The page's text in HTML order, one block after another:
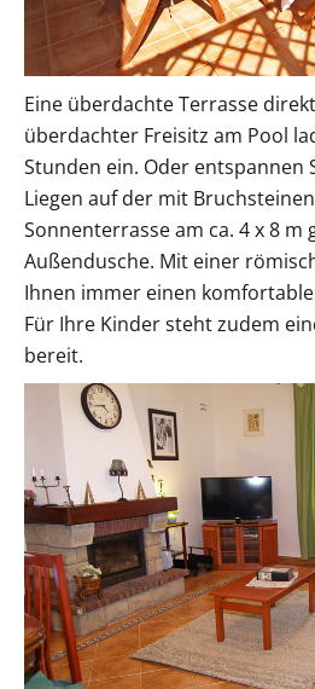
Eine überdachte Terrasse
überdachter Freisitz am Pool
Stunden ein. Oder entspannen
Liegen auf der mit
Sonnenterrasse am ca. 4 x 8 m
Außendusche. Mit einer
Ihnen immer einen
Für Ihre Kinder steht zudem
bereit.